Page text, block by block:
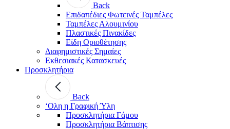
Back
Επιδαπέδιες Φωτεινές Ταμπέλες
Ταμπέλες Αλουμινίου
Πλαστικές Πινακίδες
Είδη Οριοθέτησης
Διαφημιστικές Σημαίες
Εκθεσιακές Κατασκευές
Προσκλητήρια
Back
‘Ολη η Γραφική Ύλη
Προσκλητήρια Γάμου
Προσκλητήρια Βάπτισης